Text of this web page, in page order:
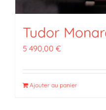
Tudor
5 490,00 €
Ajouter au panier